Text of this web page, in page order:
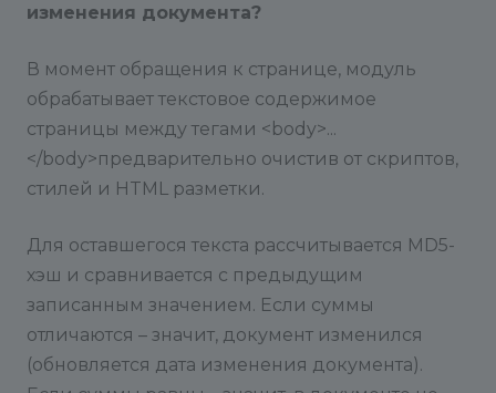
изменения документа?
В момент обращения к странице, модуль
обрабатывает текстовое содержимое
страницы между тегами <body>...
</body>предварительно очистив от скриптов,
стилей и HTML разметки.
Для оставшегося текста рассчитывается MD5-
хэш и сравнивается с предыдущим
записанным значением. Если суммы
отличаются – значит, документ изменился
(обновляется дата изменения документа).